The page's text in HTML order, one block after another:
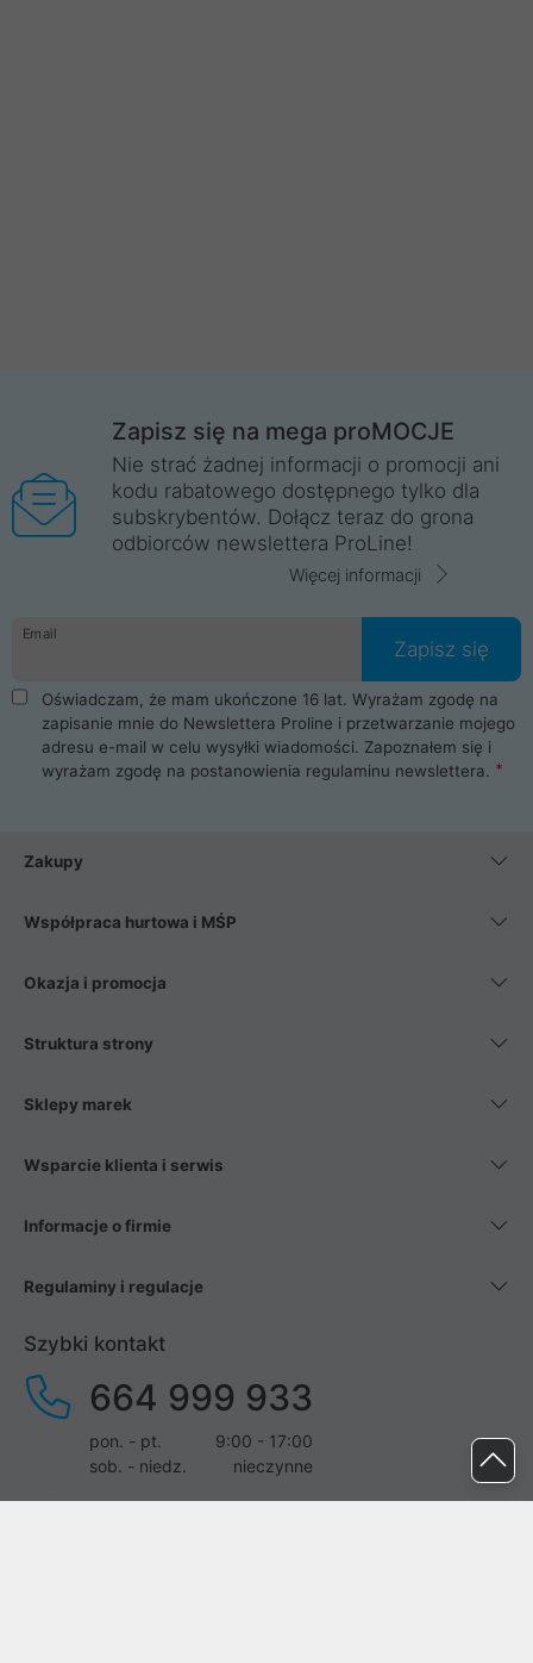
Zapisz się na mega proMOCJE
Nie strać żadnej informacji o promocji ani
kodu rabatowego dostępnego tylko dla
subskrybentów. Dołącz teraz do grona
odbiorców newslettera ProLine!
Więcej informacji
Email
Zapisz się
Oświadczam, że mam ukończone 16 lat. Wyrażam zgodę na
zapisanie mnie do Newslettera Proline i przetwarzanie mojego
adresu e-mail w celu wysyłki wiadomości. Zapoznałem się i
wyrażam zgodę na postanowienia regulaminu newslettera.
Zakupy
Współpraca hurtowa i MŚP
Okazja i promocja
Struktura strony
Sklepy marek
Wsparcie klienta i serwis
Informacje o firmie
Regulaminy i regulacje
Szybki kontakt
664 999 933
pon. - pt.
9:00 - 17:00
sob. - niedz.
nieczynne